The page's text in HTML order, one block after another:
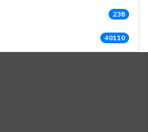
236
40110